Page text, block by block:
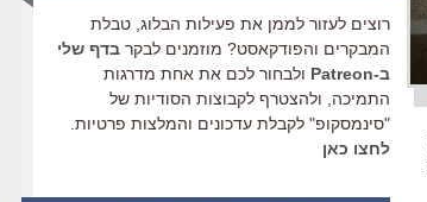
רוצים לעזור לממן את פעילות הבלוג, טבלת
המבקרים והפודקאסט? מוזמנים לבקר בדף שלי
ב-Patreon
ולבחור לכם את אחת מדרגות
התמיכה, ולהצטרף לקבוצות הסודיות של
"סינמסקופ" לקבלת עדכונים והמלצות פרטיות.
לחצו כאן